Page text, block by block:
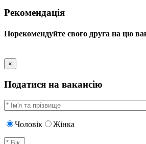
Рекомендація
Порекомендуйте свого друга на цю
×
Податися на вакансію
Чоловік Жінка